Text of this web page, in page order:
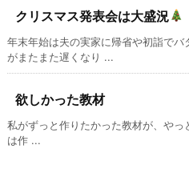
クリスマス発表会は大盛況
年末年始は夫の実家に帰省や初詣で
がまたまた遅くなり ...
欲しかった教材
私がずっと作りたかった教材が、やっ
は作 ...